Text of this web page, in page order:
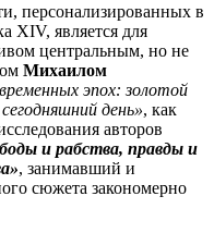
персонализированных в
XIV, является для
центральным, но не
Михаилом
эпох: золотой
день», как
авторов
и рабства, правды и
, занимавший и
сюжета закономерно